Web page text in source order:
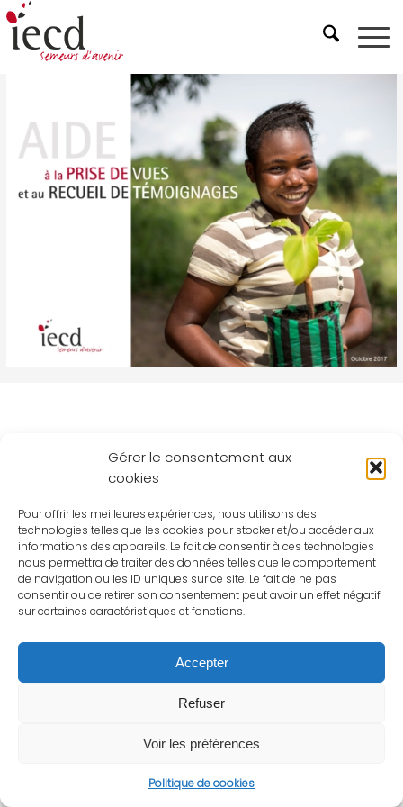
Gérer le consentement aux
cookies
Pour offrir les meilleures expériences, nous utilisons des
technologies telles que les cookies pour stocker et/ou accéder aux
informations des appareils. Le fait de consentir à ces technologies
nous permettra de traiter des données telles que le comportement
de navigation ou les ID uniques sur ce site. Le fait de ne pas
consentir ou de retirer son consentement peut avoir un effet négatif
sur certaines caractéristiques et fonctions.
Accepter
Refuser
Voir les préférences
Politique de cookies